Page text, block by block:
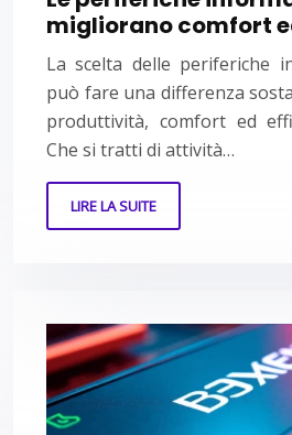
migliorano comfort
La scelta delle periferiche
può fare una differenza
produttività, comfort ed
Che si tratti di attività…
LIRE LA SUITE